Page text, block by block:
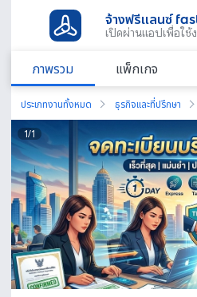
จ้างฟรีแลนซ์
เปิดผ่านแอปเพื่อใช้
ภาพรวม แพ็กเกจ
ประเภทงานทั้งหมด ธุรกิจและที่ปรึกษา
1/1